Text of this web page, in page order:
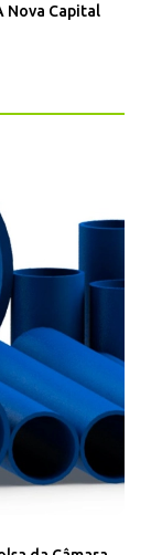
Nova Capital